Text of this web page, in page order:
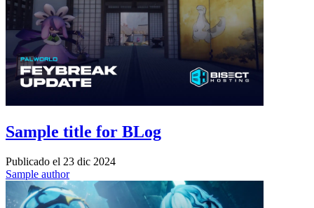
Sample title for BLog
Publicado el 23 dic 2024
Sample author